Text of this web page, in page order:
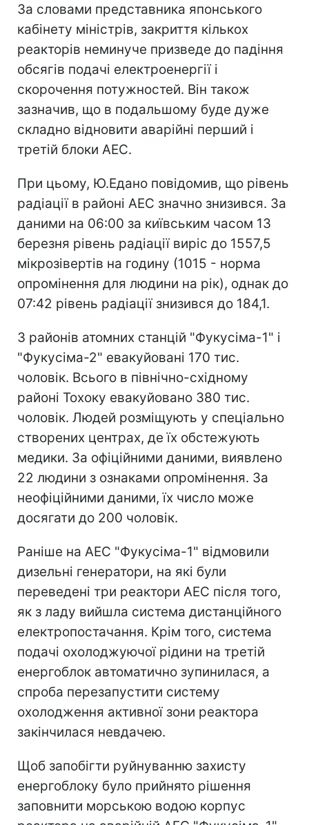
За словами представника японського
кабінету міністрів, закриття кількох
реакторів неминуче призведе до падіння
обсягів подачі електроенергії і
скорочення потужностей. Він також
зазначив, що в подальшому буде дуже
складно відновити аварійні перший і
третій блоки АЕС.
При цьому, Ю.Едано повідомив, що рівень
радіації в районі АЕС значно знизився. За
даними на 06:00 за київським часом 13
березня рівень радіації виріс до 1557,5
мікрозівертів на годину (1015 - норма
опромінення для людини на рік), однак до
07:42 рівень радіації знизився до 184,1.
З районів атомних станцій "Фукусіма-1" і
"Фукусіма-2" евакуйовані 170 тис.
чоловік. Всього в північно-східному
районі Тохоку евакуйовано 380 тис.
чоловік. Людей розміщують у спеціально
створених центрах, де їх обстежують
медики. За офіційними даними, виявлено
22 людини з ознаками опромінення. За
неофіційними даними, їх число може
досягати до 200 чоловік.
Раніше на АЕС "Фукусіма-1" відмовили
дизельні генератори, на які були
переведені три реактори АЕС після того,
як з ладу вийшла система дистанційного
електропостачання. Крім того, система
подачі охолоджуючої рідини на третій
енергоблок автоматично зупинилася, а
спроба перезапустити систему
охолодження активної зони реактора
закінчилася невдачею.
Щоб запобігти руйнуванню захисту
енергоблоку було прийнято рішення
заповнити морською водою корпус